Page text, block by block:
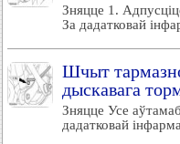
Зняцце 1.
За дадатковай
Шчыт
дыскавага
Зняцце Усе
дадатковай